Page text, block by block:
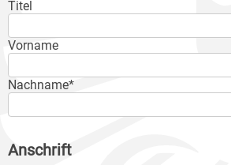
Titel
Vorname
Nachname*
Anschrift